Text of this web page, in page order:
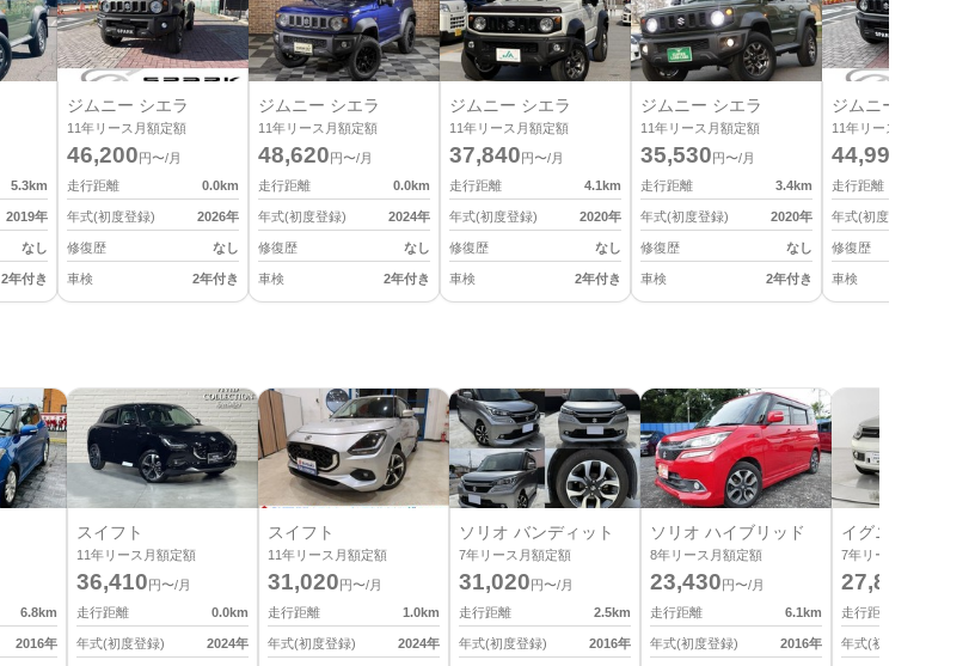
5.3km
2019年
なし
2年付き
ジムニー シエラ
11年リース月額定額
46,200 円〜/月
走行距離
0.0km
年式(初度登録) 2026年
修復歴 なし
車検 2年付き
ジムニー シエラ
11年リース月額定額
48,620 円〜/月
走行距離
0.0km
年式(初度登録) 2024年
修復歴 なし
車検 2年付き
ジムニー シエラ
11年リース月額定額
37,840 円〜/月
走行距離
4.1km
年式(初度登録) 2020年
修復歴 なし
車検 2年付き
ジムニー シエラ
11年リース月額定額
35,530 円〜/月
走行距離
3.4km
年式(初度登録) 2020年
修復歴 なし
車検 2年付き
ジムニー シエラ
11年リース月額定額
44,990
走行距離
年式(初度登録)
修復歴
車検
6.8km
2016年
スイフト
11年リース月額定額
36,410 円〜/月
走行距離
0.0km
年式(初度登録) 2024年
スイフト
11年リース月額定額
31,020 円〜/月
走行距離
1.0km
年式(初度登録) 2024年
ソリオ バンディット
7年リース月額定額
31,020 円〜/月
走行距離
2.5km
年式(初度登録) 2016年
ソリオ ハイブリッド
8年リース月額定額
23,430 円〜/月
走行距離
6.1km
年式(初度登録) 2016年
イグニス
7年リース月額定額
27,830
走行距離
年式(初度登録)